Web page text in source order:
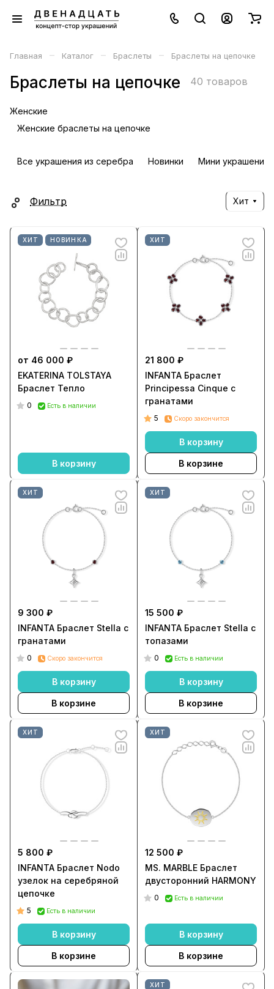
Главная – Каталог – Браслеты – Браслеты на цепочке
Браслеты на цепочке 40 товаров
Женские
Женские браслеты на цепочке
Все украшения из серебра Новинки Мини украшения
Фильтр Хит
ХИТ НОВИНКА
от 46 000 ₽
EKATERINA TOLSTAYA
Браслет Тепло
0 Есть в наличии
В корзину
ХИТ
21 800 ₽
INFANTA Браслет
Principessa Cinque с
гранатами
5 Скоро закончится
В корзину
В корзине
ХИТ
9 300 ₽
INFANTA Браслет Stella с
гранатами
0 Скоро закончится
В корзину
В корзине
ХИТ
15 500 ₽
INFANTA Браслет Stella с
топазами
0 Есть в наличии
В корзину
В корзине
ХИТ
5 800 ₽
INFANTA Браслет Nodo
узелок на серебряной
цепочке
5 Есть в наличии
В корзину
В корзине
ХИТ
12 500 ₽
MS. MARBLE Браслет
двусторонний HARMONY
0 Есть в наличии
В корзину
В корзине
ХИТ